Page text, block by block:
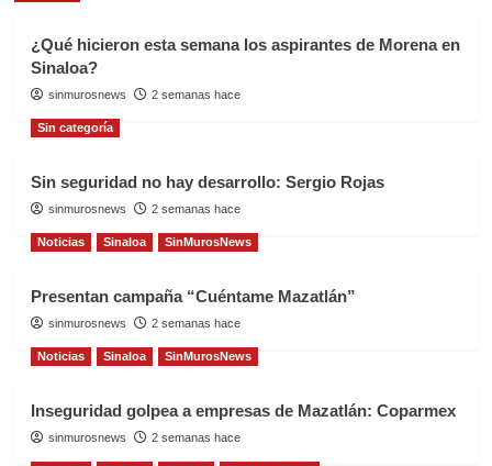
¿Qué hicieron esta semana los aspirantes de Morena en
Sinaloa?
sinmurosnews 2 semanas hace
Sin categoría
Sin seguridad no hay desarrollo: Sergio Rojas
sinmurosnews 2 semanas hace
Noticias Sinaloa SinMurosNews
Presentan campaña “Cuéntame Mazatlán”
sinmurosnews 2 semanas hace
Noticias Sinaloa SinMurosNews
Inseguridad golpea a empresas de Mazatlán: Coparmex
sinmurosnews 2 semanas hace